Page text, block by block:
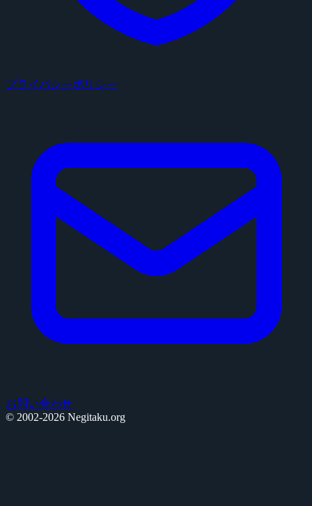
プライバシーポリシー
お問い合わせ
© 2002-2026 Negitaku.org